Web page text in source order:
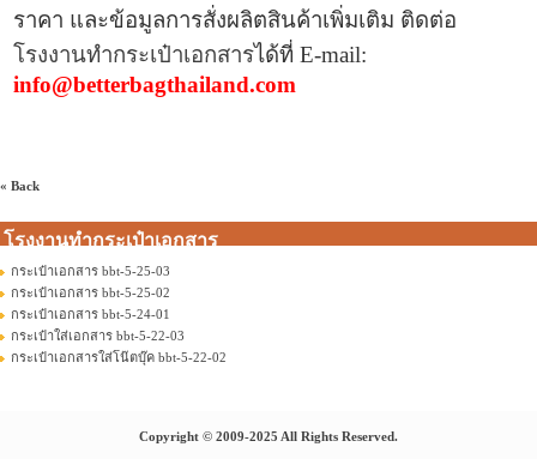
ราคา และข้อมูลการสั่งผลิตสินค้าเพิ่มเติม ติดต่อ
โรงงานทำกระเป๋าเอกสารได้ที่E-mail:
info@betterbagthailand.com
« Back
โรงงานทำกระเป๋าเอกสาร
กระเป๋าเอกสาร bbt-5-25-03
กระเป๋าเอกสาร bbt-5-25-02
กระเป๋าเอกสาร bbt-5-24-01
กระเป๋าใส่เอกสาร bbt-5-22-03
กระเป๋าเอกสารใส่โน๊ตบุ๊ค bbt-5-22-02
Copyright © 2009-2025 All Rights Reserved.